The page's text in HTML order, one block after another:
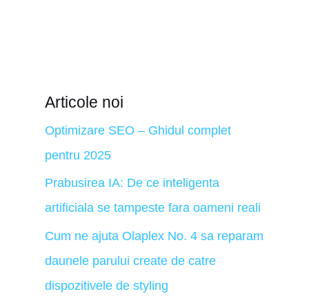
Articole noi
Optimizare SEO – Ghidul complet
pentru 2025
Prabusirea IA: De ce inteligenta
artificiala se tampeste fara oameni reali
Cum ne ajuta Olaplex No. 4 sa reparam
daunele parului create de catre
dispozitivele de styling